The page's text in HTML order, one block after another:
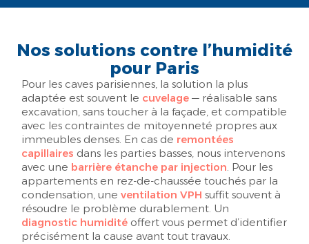
Nos solutions contre l’humidité
pour Paris
Pour les caves parisiennes, la solution la plus
adaptée est souvent le cuvelage — réalisable sans
excavation, sans toucher à la façade, et compatible
avec les contraintes de mitoyenneté propres aux
immeubles denses. En cas de remontées
capillaires dans les parties basses, nous intervenons
avec une barrière étanche par injection. Pour les
appartements en rez-de-chaussée touchés par la
condensation, uneventilation VPH suffit souvent à
résoudre le problème durablement. Un
diagnostic humidité offert vous permet d’identifier
précisément la cause avant tout travaux.